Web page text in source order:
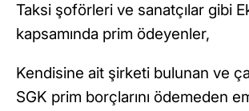
Taksi şoförleri ve sanatçılar gibi
kapsamında prim ödeyenler,
Kendisine ait şirketi bulunan ve
SGK prim borçlarını ödemeden